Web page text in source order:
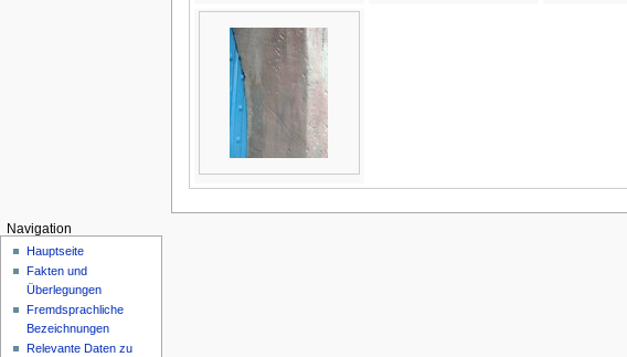
Navigation
Hauptseite
Fakten und
Überlegungen
Fremdsprachliche
Bezeichnungen
Relevante Daten zu